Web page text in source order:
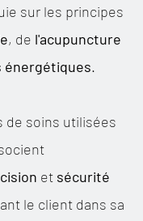
sur les principes
, de l'acupuncture
énergétiques. ​
de soins utilisées
et sécurité
le client dans sa